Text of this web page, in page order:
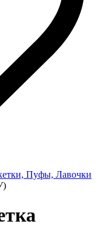
Пуфы, Лавочки